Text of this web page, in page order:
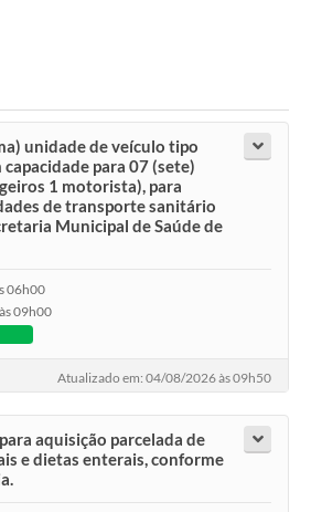
unidade de veículo tipo
para 07 (sete)
1 motorista), para
de transporte sanitário
Municipal de Saúde de
06h00
09h00
Atualizado em: 04/08/2026 às 09h50
aquisição parcelada de
e dietas enterais, conforme